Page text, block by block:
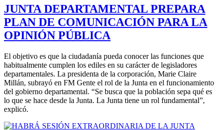
JUNTA DEPARTAMENTAL PREPARA
PLAN DE COMUNICACIÓN PARA LA
OPINIÓN PÚBLICA
El objetivo es que la ciudadanía pueda conocer las funciones que
habitualmente cumplen los ediles en su carácter de legisladores
departamentales. La presidenta de la corporación, Marie Claire
Millán, subrayó en FM Gente el rol de la Junta en el funcionamiento
del gobierno departamental. “Se busca que la población sepa qué es
lo que se hace desde la Junta. La Junta tiene un rol fundamental”,
explicó.